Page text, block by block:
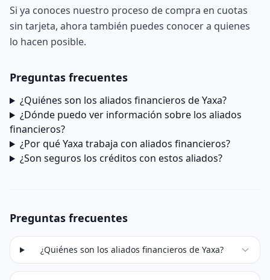
Si ya conoces nuestro proceso de compra en cuotas
sin tarjeta, ahora también puedes conocer a quienes
lo hacen posible.
Preguntas frecuentes
¿Quiénes son los aliados financieros de Yaxa?
¿Dónde puedo ver información sobre los aliados
financieros?
¿Por qué Yaxa trabaja con aliados financieros?
¿Son seguros los créditos con estos aliados?
Preguntas frecuentes
¿Quiénes son los aliados financieros de Yaxa?